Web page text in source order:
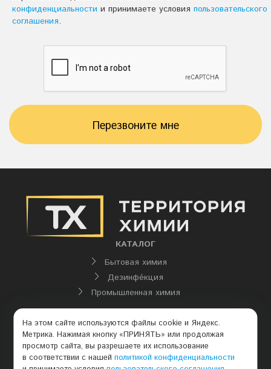
конфиденциальности и принимаете условия пользовательского
соглашения.
Перезвоните мне
КАТАЛОГ
Бытовая химия
Дезинфе́кция
Промышленная химия
+7 (3852) 34-56-96- отдел продаж
+7 (3852) 34-57-04
На этом сайте используются файлы cookie и Яндекс.
Метрика. Нажимая кнопку «ПРИНЯТЬ» или продолжая
просмотр сайта, вы разрешаете их использование
в соответствии с нашейполитикой конфиденциальности